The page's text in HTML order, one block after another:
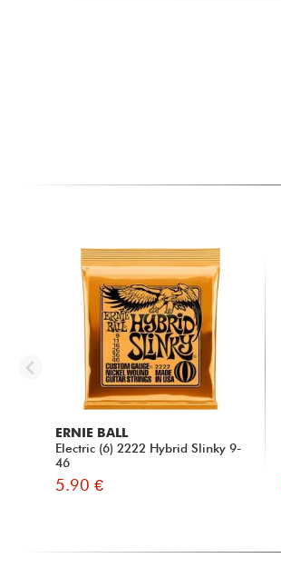
ERNIE BALL
Electric (6) 2222 Hybrid Slinky 9-
46
5.90 €